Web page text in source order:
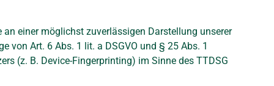
einer möglichst zuverlässigen Darstellung unserer
von Art. 6 Abs. 1 lit. a DSGVO und § 25 Abs. 1
(z. B. Device-Fingerprinting) im Sinne des TTDSG